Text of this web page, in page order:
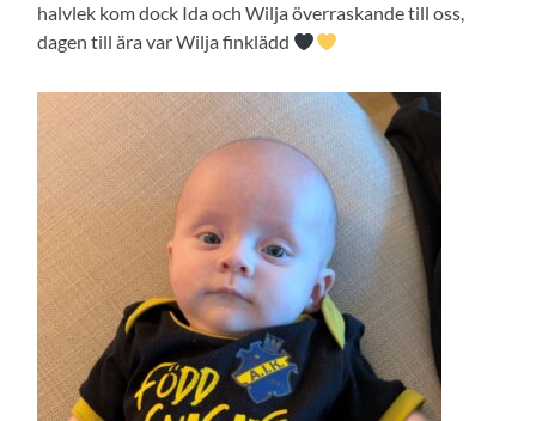
halvlek kom dock Ida och Wilja överraskande till oss,
dagen till ära var Wilja finklädd